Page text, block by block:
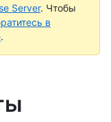
Server. Чтобы
в
.